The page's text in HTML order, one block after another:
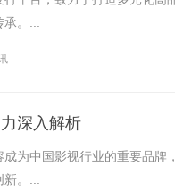
。...
深入解析
为中国影视行业的重要品牌
。...